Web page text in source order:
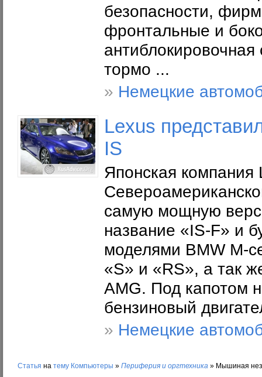
безопасности,
фронтальные и
тормо ...
» Немецкие
Lexus
IS
Японская компания
самую мощную
название «IS-F» и
моделями BMW M-
«S» и «RS», а так
AMG. Под капотом
бензиновый
» Немецкие
Статья на тему Компьютеры » Периферия и оргтехника » Мышиная